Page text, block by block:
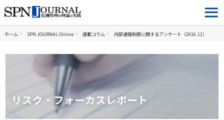
ホーム SPN JOURNAL Online 連載コラム 内部通報制度に関するアンケート（2016.11）
リスク・フォーカスレポート